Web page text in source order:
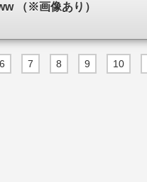
（※画像あり）
6 7 8 9 10